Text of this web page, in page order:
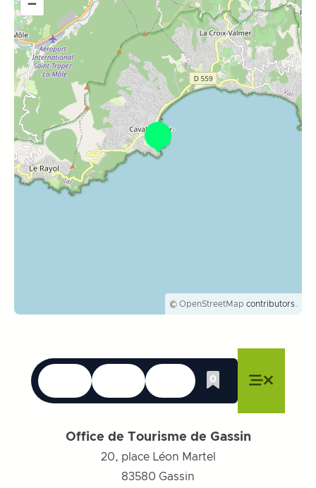
–
© OpenStreetMap contributors.
Idiomas
Cerrar menú
Accesibilidad
Cerrar menú
Buscar en
Cerrar menú
0
Whishlist
Office de Tourisme de Gassin
20, place Léon Martel
83580 Gassin